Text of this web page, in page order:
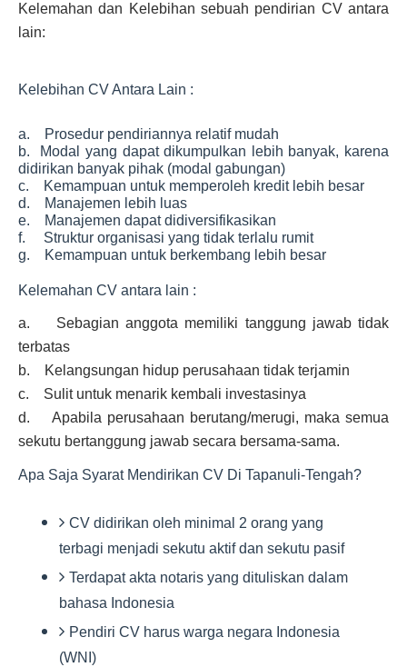
Kelemahan dan Kelebihan sebuah pendirian CV antara
lain:
Kelebihan CV Antara Lain :
a. Prosedur pendiriannya relatif mudah
b. Modal yang dapat dikumpulkan lebih banyak, karena
didirikan banyak pihak (modal gabungan)
c. Kemampuan untuk memperoleh kredit lebih besar
d. Manajemen lebih luas
e. Manajemen dapat didiversifikasikan
f. Struktur organisasi yang tidak terlalu rumit
g. Kemampuan untuk berkembang lebih besar
Kelemahan CV antara lain :
a. Sebagian anggota memiliki tanggung jawab tidak
terbatas
b. Kelangsungan hidup perusahaan tidak terjamin
c. Sulit untuk menarik kembali investasinya
d. Apabila perusahaan berutang/merugi, maka semua
sekutu bertanggung jawab secara bersama-sama.
Apa Saja Syarat Mendirikan CV Di Tapanuli-Tengah?
CV didirikan oleh minimal 2 orang yang
terbagi menjadi sekutu aktif dan sekutu pasif
Terdapat akta notaris yang dituliskan dalam
bahasa Indonesia
Pendiri CV harus warga negara Indonesia
(WNI)